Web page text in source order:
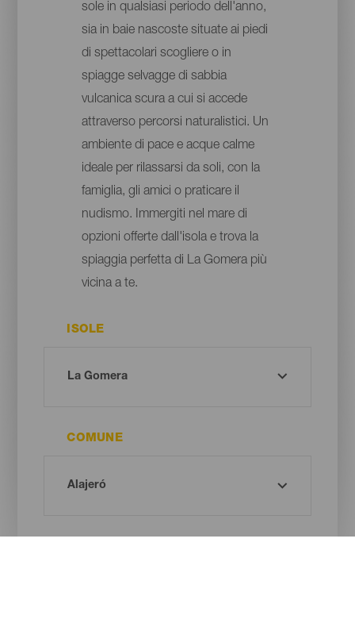
sole in qualsiasi periodo dell'anno,
sia in baie nascoste situate ai piedi
di spettacolari scogliere o in
spiagge selvagge di sabbia
vulcanica scura a cui si accede
attraverso percorsi naturalistici. Un
ambiente di pace e acque calme
ideale per rilassarsi da soli, con la
famiglia, gli amici o praticare il
nudismo. Immergiti nel mare di
opzioni offerte dall'isola e trova la
spiaggia perfetta di La Gomera più
vicina a te.
ISOLE
COMUNE